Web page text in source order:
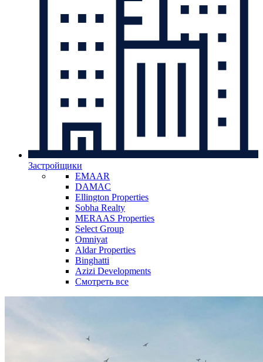
Застройщики
EMAAR
DAMAC
Ellington Properties
Sobha Realty
MERAAS Properties
Select Group
Omniyat
Aldar Properties
Binghatti
Azizi Developments
Смотреть все